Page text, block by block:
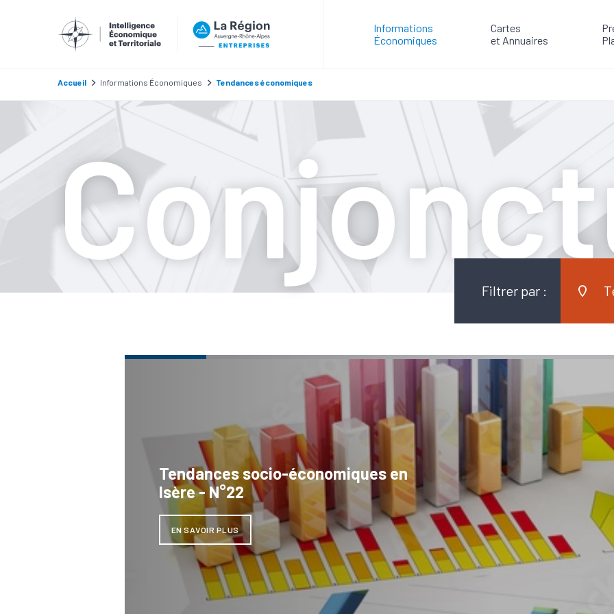
Informations
Économiques
Cartes
et Annuaires
Accueil Informations Économiques Tendances économiques
Filtrer par :
Tendances socio-économiques en
Isère - N°22
EN SAVOIR PLUS